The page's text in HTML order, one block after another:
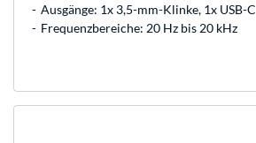
Ausgänge: 1x 3,5-mm-Klinke, 1x USB-C
Frequenzbereiche: 20 Hz bis 20 kHz